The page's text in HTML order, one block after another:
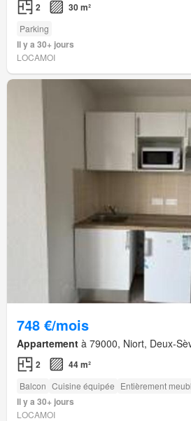
2 30 m²
Parking
Il y a 30+ jours
LOCAMOI
748 €/mois
Appartement à 79000, Niort, Deux-
2 44 m²
Balcon Cuisine équipée Entièrement
Il y a 30+ jours
LOCAMOI